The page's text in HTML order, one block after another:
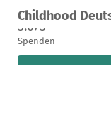
Childhood
Ein Projekt in
3.073
Spenden